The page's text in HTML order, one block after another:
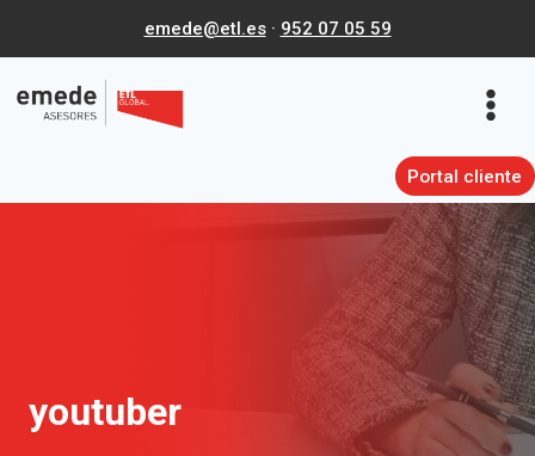
al
contenido
emede@etl.es· 952 07 05 59
Portal cliente
youtuber